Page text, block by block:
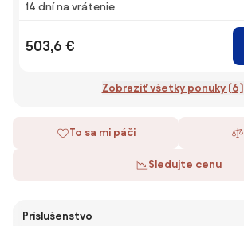
14 dní na vrátenie
503,6 €
Zobraziť všetky ponuky (6)
To sa mi páči
Sledujte cenu
Príslušenstvo